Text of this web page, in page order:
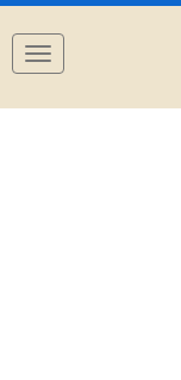
Navigation